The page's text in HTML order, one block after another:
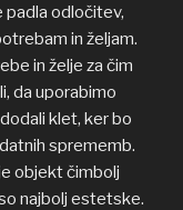
padla odločitev,
in željam.
in želje za čim
da uporabimo
klet, ker bo
sprememb.
objekt čimbolj
najbolj estetske.